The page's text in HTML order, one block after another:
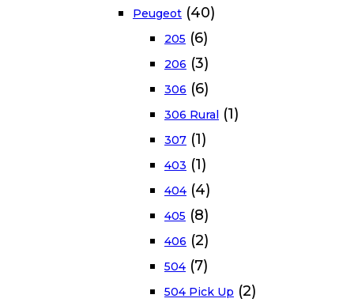
Peugeot (40)
205 (6)
206 (3)
306 (6)
306 Rural (1)
307 (1)
403 (1)
404 (4)
405 (8)
406 (2)
504 (7)
504 Pick Up (2)